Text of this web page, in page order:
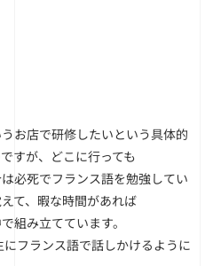
お店で研修したいという具体的
すが、どこに行っても
必死でフランス語を勉強してい
て、暇な時間があれば
組み立てています。
フランス語で話しかけるように